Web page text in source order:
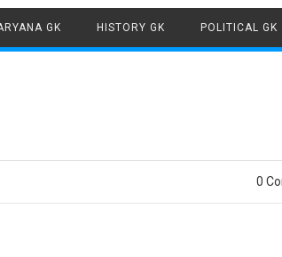
Skip to content
GK HISTORY GK POLITICAL GK
0